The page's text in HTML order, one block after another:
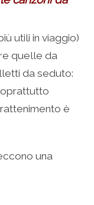
utili in viaggio)
quelle da
da seduto:
è
una